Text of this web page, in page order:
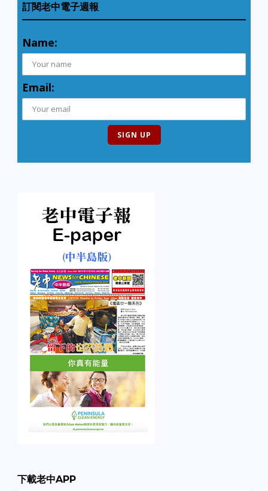
訂閱老中電子週報
Name:
Email:
下載老中APP